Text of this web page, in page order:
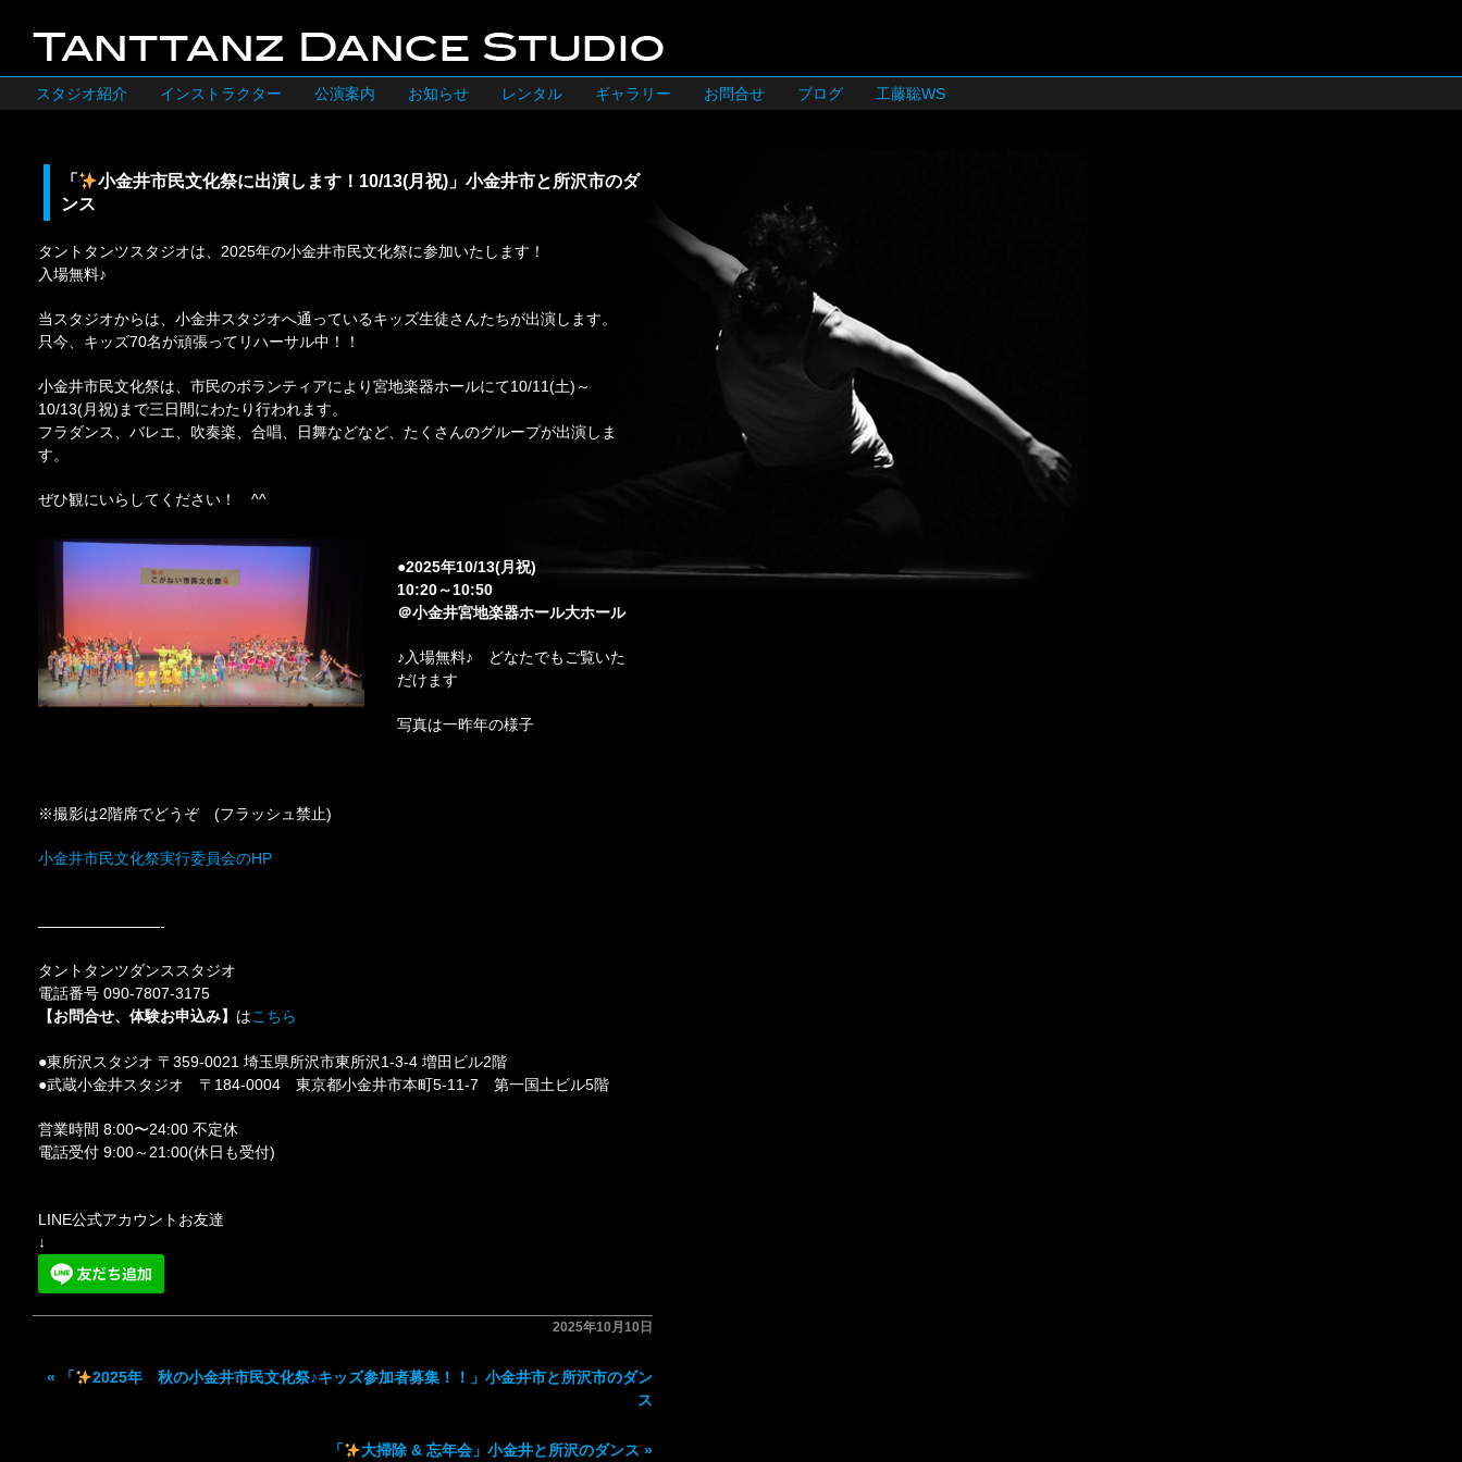
スタジオ紹介 インストラクター 公演案内 お知らせ レンタル ギャラリー お問合せ ブログ 工藤聡WS
「
小金井市民文化祭に出演します！10/13(月祝)」小金井市と所沢市のダ
ンス
タントタンツスタジオは、2025年の小金井市民文化祭に参加いたします！
入場無料♪
当スタジオからは、小金井スタジオへ通っているキッズ生徒さんたちが出演します。
只今、キッズ70名が頑張ってリハーサル中！！
小金井市民文化祭は、市民のボランティアにより宮地楽器ホールにて10/11(土)～
10/13(月祝)まで三日間にわたり行われます。
フラダンス、バレエ、吹奏楽、合唱、日舞などなど、たくさんのグループが出演しま
す。
ぜひ観にいらしてください！ ^^
●2025年10/13(月祝)
10:20～10:50
＠小金井宮地楽器ホール大ホール
♪入場無料♪ どなたでもご覧いた
だけます
写真は一昨年の様子
※撮影は2階席でどうぞ (フラッシュ禁止)
小金井市民文化祭実行委員会のHP
————————-
タントタンツダンススタジオ
電話番号 090-7807-3175
【お問合せ、体験お申込み】 はこちら
●東所沢スタジオ 〒359-0021 埼玉県所沢市東所沢1-3-4 増田ビル2階
●武蔵小金井スタジオ 〒184-0004 東京都小金井市本町5-11-7 第一国土ビル5階
営業時間 8:00〜24:00 不定休
電話受付 9:00～21:00(休日も受付)
LINE公式アカウントお友達
↓
2025年10月10日
« 「
2025年 秋の小金井市民文化祭♪キッズ参加者募集！！」小金井市と所沢市のダン
ス
「 大掃除 & 忘年会」小金井と所沢のダンス »